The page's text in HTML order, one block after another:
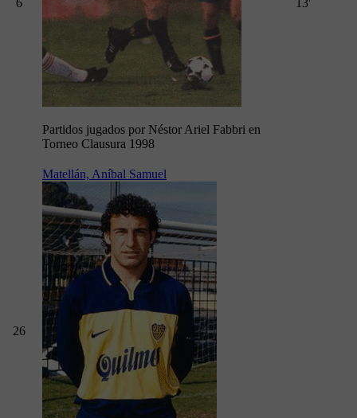
6
Partidos jugados por Néstor Ariel Fabbri en
Torneo Clausura 1998
13'
26
Matellán, Aníbal Samuel